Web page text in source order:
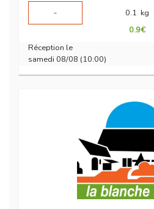
-
0.1 kg
0.9€
Réception le
samedi 08/08 (10:00)